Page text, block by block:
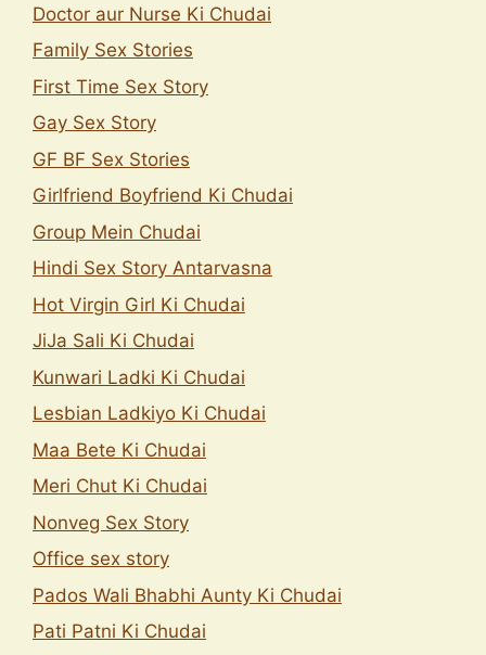
Doctor aur Nurse Ki Chudai
Family Sex Stories
First Time Sex Story
Gay Sex Story
GF BF Sex Stories
Girlfriend Boyfriend Ki Chudai
Group Mein Chudai
Hindi Sex Story Antarvasna
Hot Virgin Girl Ki Chudai
JiJa Sali Ki Chudai
Kunwari Ladki Ki Chudai
Lesbian Ladkiyo Ki Chudai
Maa Bete Ki Chudai
Meri Chut Ki Chudai
Nonveg Sex Story
Office sex story
Pados Wali Bhabhi Aunty Ki Chudai
Pati Patni Ki Chudai